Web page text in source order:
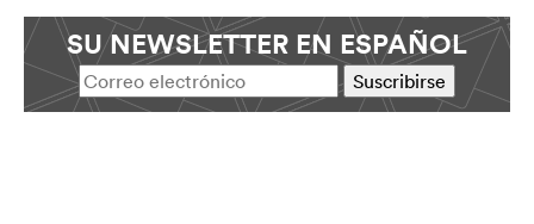
SU NEWSLETTER EN ESPAÑOL